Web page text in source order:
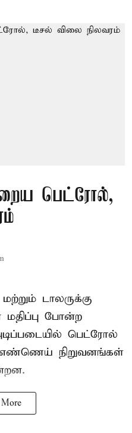
பெட்ரோல்,
டாலருக்கு
மதிப்பு போன்ற
பெட்ரோல்
நிறுவனங்கள்